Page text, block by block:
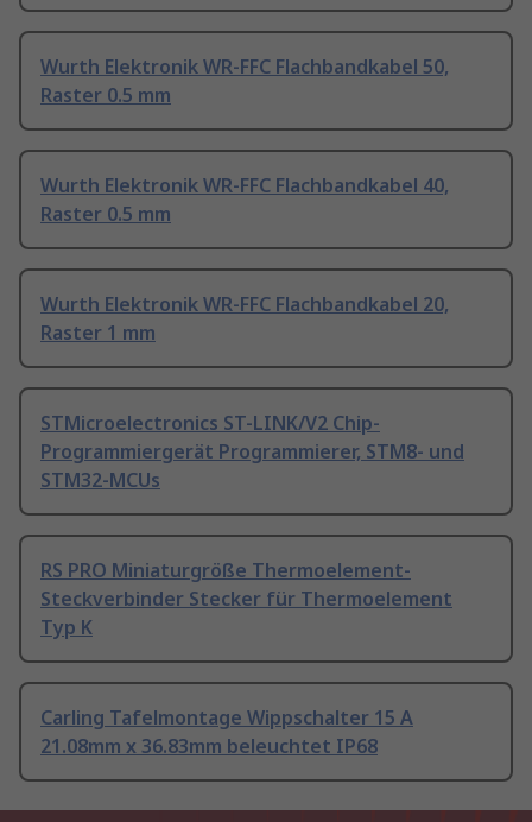
Wurth Elektronik WR-FFC Flachbandkabel 50,
Raster 0.5 mm
Wurth Elektronik WR-FFC Flachbandkabel 40,
Raster 0.5 mm
Wurth Elektronik WR-FFC Flachbandkabel 20,
Raster 1 mm
STMicroelectronics ST-LINK/V2 Chip-
Programmiergerät Programmierer, STM8- und
STM32-MCUs
RS PRO Miniaturgröße Thermoelement-
Steckverbinder Stecker für Thermoelement
Typ K
Carling Tafelmontage Wippschalter 15 A
21.08mm x 36.83mm beleuchtet IP68